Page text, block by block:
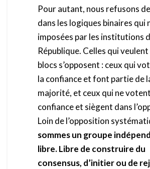
Pour autant, nous refusons
dans les logiques binaires qui
imposées par les institutions
République. Celles qui
blocs s’opposent : ceux qui
la confiance et font partie de
majorité, et ceux qui ne
confiance et siègent dans
Loin de l’opposition
sommes un groupe
libre. Libre de construire du
consensus, d’initier ou de